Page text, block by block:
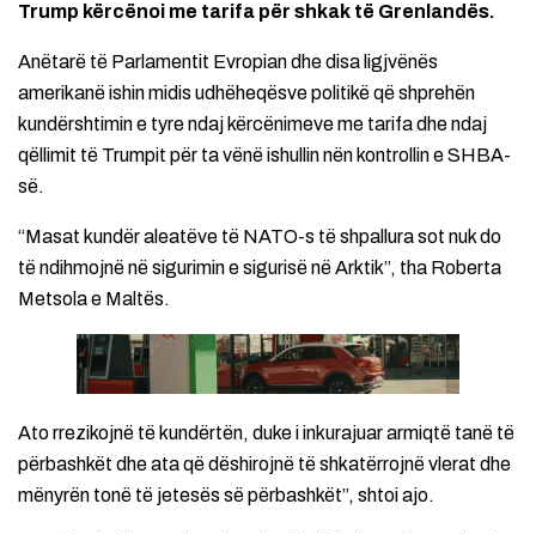
Trump kërcënoi me tarifa për shkak të Grenlandës.
Anëtarë të Parlamentit Evropian dhe disa ligjvënës
amerikanë ishin midis udhëheqësve politikë që shprehën
kundërshtimin e tyre ndaj kërcënimeve me tarifa dhe ndaj
qëllimit të Trumpit për ta vënë ishullin nën kontrollin e SHBA-
së.
“Masat kundër aleatëve të NATO-s të shpallura sot nuk do
të ndihmojnë në sigurimin e sigurisë në Arktik”, tha Roberta
Metsola e Maltës.
Ato rrezikojnë të kundërtën, duke i inkurajuar armiqtë tanë të
përbashkët dhe ata që dëshirojnë të shkatërrojnë vlerat dhe
mënyrën tonë të jetesës së përbashkët”, shtoi ajo.